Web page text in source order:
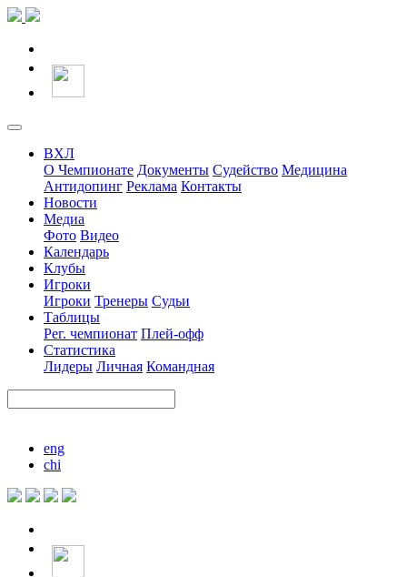
ВХЛ
О Чемпионате Документы Судейство Медицина
Антидопинг Реклама Контакты
Новости
Медиа
Фото Видео
Календарь
Клубы
Игроки
Игроки Тренеры Судьи
Таблицы
Рег. чемпионат Плей-офф
Статистика
Лидеры Личная Командная
eng
chi